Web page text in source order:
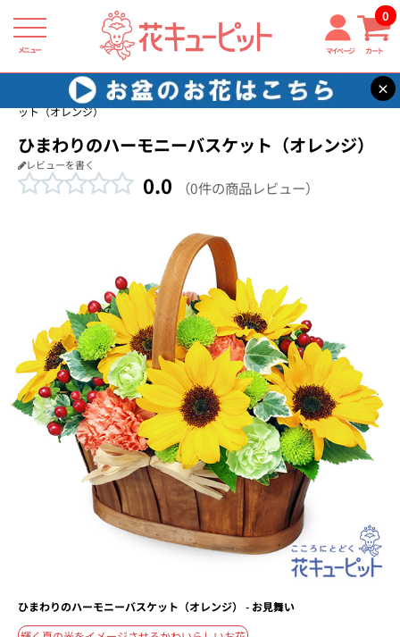
メニュー マイページ カート
0
×
花キューピット お見舞い
【お見舞い】ひまわりのハーモニーバスケ
ット（オレンジ）
ひまわりのハーモニーバスケット（オレンジ）
レビューを書く
0.0 （0件の商品レビュー）
ひまわりのハーモニーバスケット（オレンジ） - お見舞い